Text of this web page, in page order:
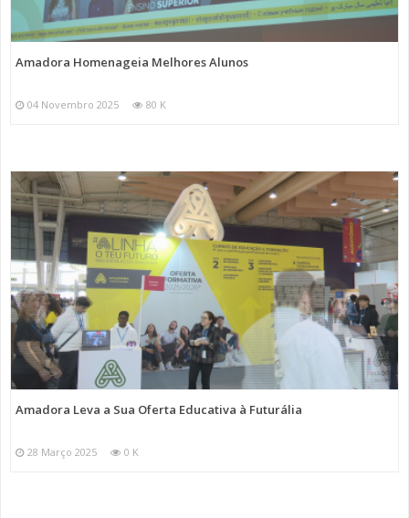
Amadora Homenageia Melhores Alunos
04 Novembro 2025 80 K
Amadora Leva a Sua Oferta Educativa à Futurália
28 Março 2025 0 K